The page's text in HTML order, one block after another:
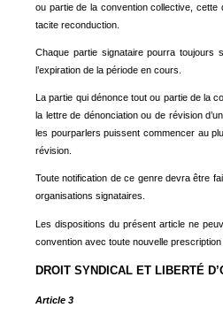
ou partie de la convention collective,
tacite reconduction.
Chaque partie signataire pourra toujours
l’expiration de la période en cours.
La partie qui dénonce tout ou partie de la
la lettre de dénonciation ou de révision
les pourparlers puissent commencer au
révision.
Toute notification de ce genre devra être
organisations signataires.
Les dispositions du présent article ne
convention avec toute nouvelle prescription
DROIT SYNDICAL ET LIBERTÉ
Article 3